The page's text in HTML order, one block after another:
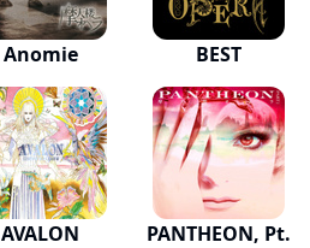
Anomie BEST
AVALON
PANTHEON, Pt.